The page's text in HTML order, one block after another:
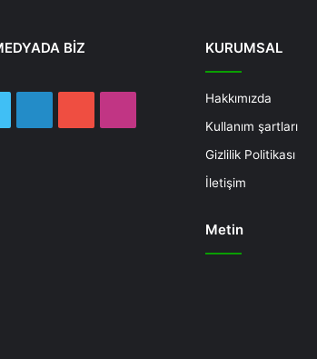
BİZ KURUMSAL
Hakkımızda
Kullanım şartları
Gizlilik Politikası
İletişim
Metin